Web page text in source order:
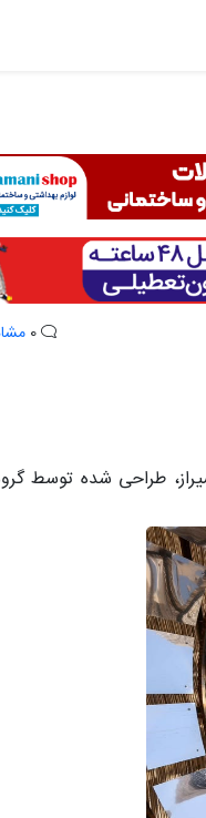
طراحی شده توسط